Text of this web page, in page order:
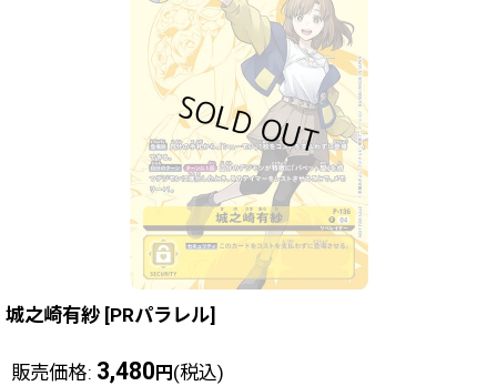
城之崎有紗 [PRパラレル]
販売価格: 3,480 円 (税込)